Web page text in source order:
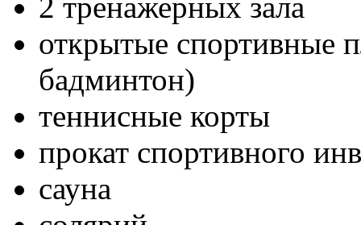
открытые спортивные
бадминтон)
теннисные корты
прокат спортивного
сауна